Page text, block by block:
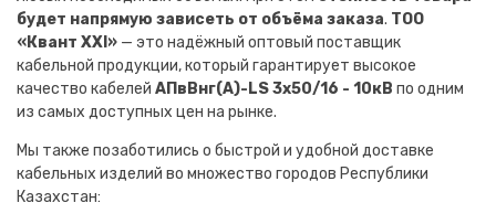
будет напрямую зависеть от объёма заказа. ТОО
«Квант XXI» — это надёжный оптовый поставщик
кабельной продукции, который гарантирует высокое
качество кабелей АПвВнг(A)-LS 3х50/16 - 10кВ по одним
из самых доступных цен на рынке.
Мы также позаботились о быстрой и удобной доставке
кабельных изделий во множество городов Республики
Казахстан: